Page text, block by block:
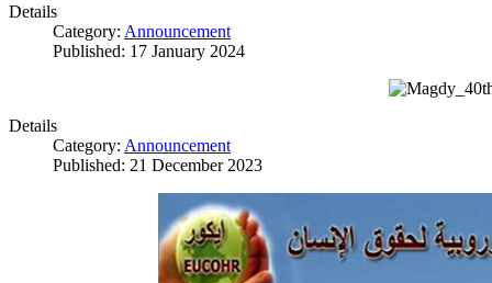
Details
Category: Announcement
Published: 17 January 2024
Details
Category: Announcement
Published: 21 December 2023